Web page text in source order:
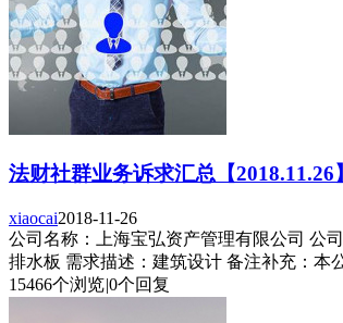
法财社群业务诉求汇总【2018.11.26】
xiaocai2018-11-26
公司名称：上海宝弘资产管理有限公司 公
排水板 需求描述：建筑设计 备注补充：本
15466个浏览|0个回复